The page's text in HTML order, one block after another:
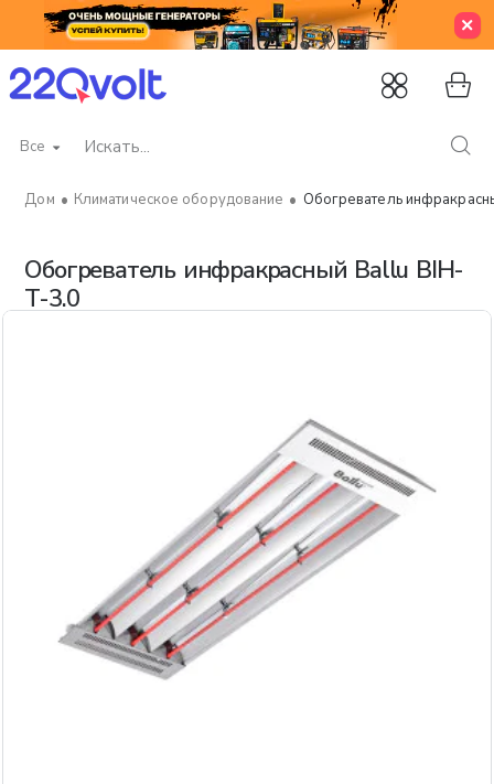
Все
Искать...
Обогреватель инфракрасный Ballu BIH-
T-3.0
Климатическое оборудование Обогреватель